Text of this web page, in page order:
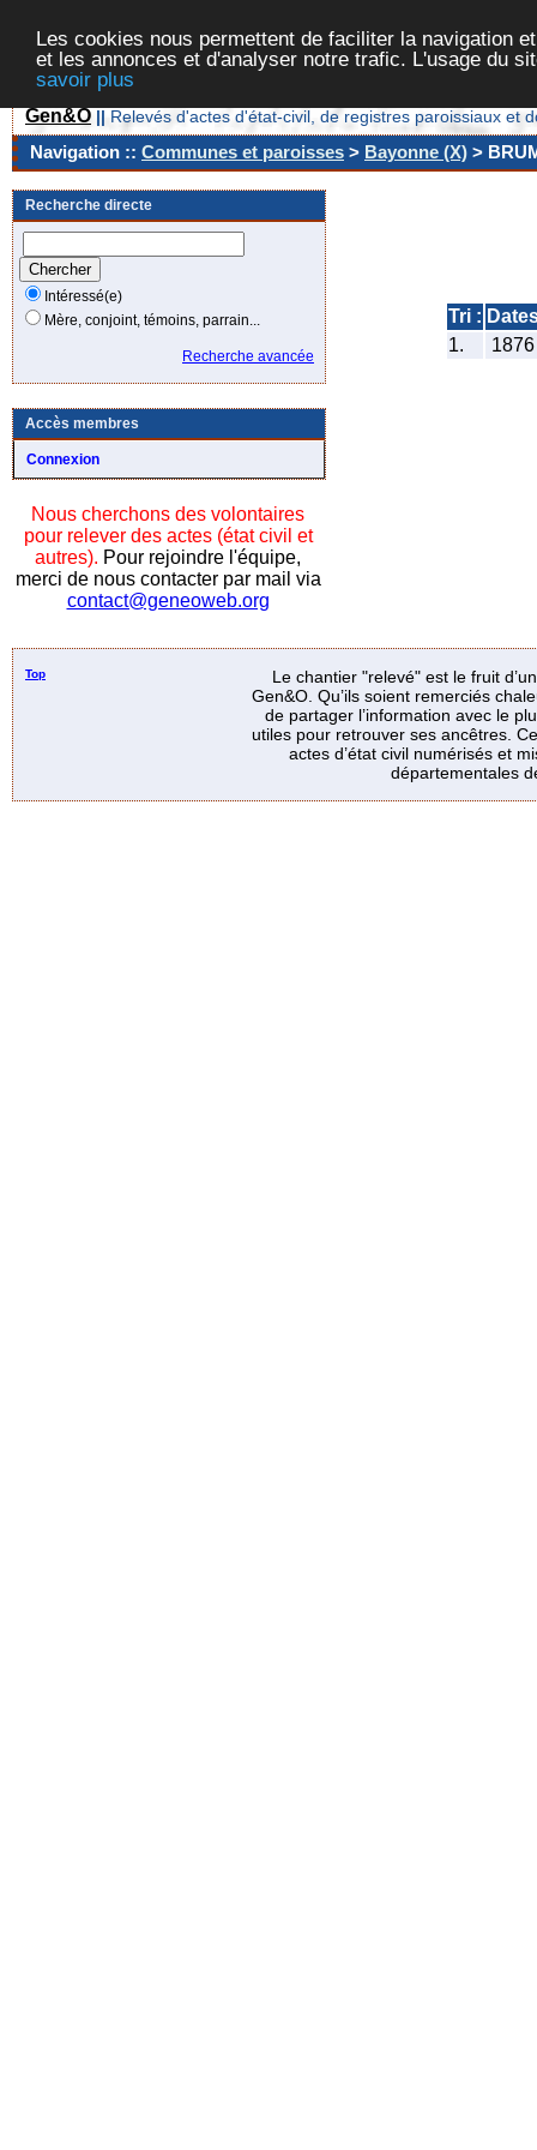
Les cookies nous permettent de faciliter la navigation
et les annonces et d'analyser notre trafic. L'usage du
savoir plus
Gen&O || Relevés d'actes d'état-civil, de registres paroissiaux et
Navigation :: Communes et paroisses > Bayonne (X) >
Recherche directe
Intéressé(e)
Mère, conjoint, témoins, parrain...
Recherche avancée
Accès membres
Connexion
Nous cherchons des volontaires
pour relever des actes (état civil et
autres). Pour rejoindre l'équipe,
merci de nous contacter par mail via
contact@geneoweb.org
Tri :
1.
Top
Le chantier "relevé" est le fruit
Gen&O. Qu’ils soient remerciés
de partager l’information avec le
utiles pour retrouver ses ancêtres.
actes d’état civil numérisés et
départementales